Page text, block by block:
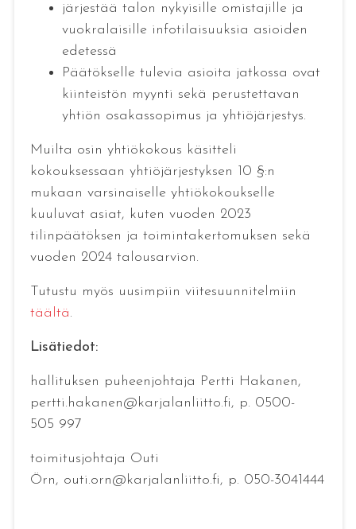
järjestää talon nykyisille omistajille ja
vuokralaisille infotilaisuuksia asioiden
edetessä
Päätökselle tulevia asioita jatkossa ovat
kiinteistön myynti sekä perustettavan
yhtiön osakassopimus ja yhtiöjärjestys.
Muilta osin yhtiökokous käsitteli
kokouksessaan yhtiöjärjestyksen 10 §:n
mukaan varsinaiselle yhtiökokoukselle
kuuluvat asiat, kuten vuoden 2023
tilinpäätöksen ja toimintakertomuksen sekä
vuoden 2024 talousarvion.
Tutustu myös uusimpiin viitesuunnitelmiin
täältä.
Lisätiedot:
hallituksen puheenjohtaja Pertti Hakanen,
pertti.hakanen@karjalanliitto.fi, p. 0500-
505 997
toimitusjohtaja Outi
Örn, outi.orn@karjalanliitto.fi, p. 050-3041444